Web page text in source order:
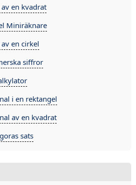
en kvadrat
Miniräknare
en cirkel
siffror
i en rektangel
av en kvadrat
sats